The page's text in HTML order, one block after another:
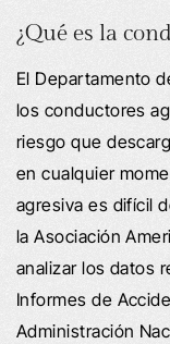
¿Qué es la
El Departamento
los conductores
riesgo que
en cualquier
agresiva es difícil
la Asociación
analizar los datos
Informes de
Administración